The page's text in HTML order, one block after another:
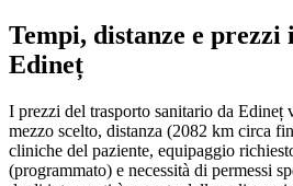
Tempi, distanze e
Edineț
I prezzi del trasporto sanitario da Edineț
mezzo scelto, distanza (2082 km circa
cliniche del paziente, equipaggio
(programmato) e necessità di permessi